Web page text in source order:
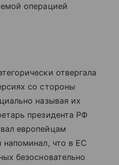
операцией
отвергала
со стороны
называя их
президента РФ
европейцам
напоминал, что в ЕС
безосновательно